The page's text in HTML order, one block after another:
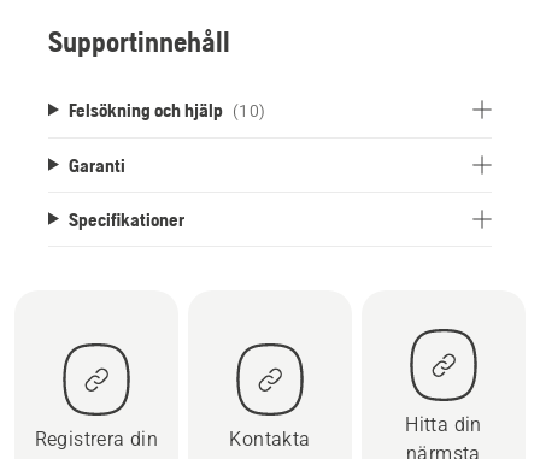
Supportinnehåll
Felsökning och hjälp (10)
Garanti
Specifikationer
Registrera din
Kontakta
Hitta din
närmsta